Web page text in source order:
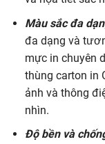
Màu sắc đa
đa dạng và
mực in chuyên
thùng carton in
ảnh và thông
nhìn.
Độ bền và